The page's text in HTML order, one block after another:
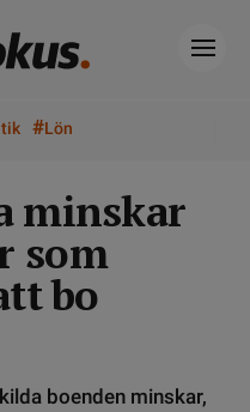
#Lön
minskar
som
bo
boenden minskar,